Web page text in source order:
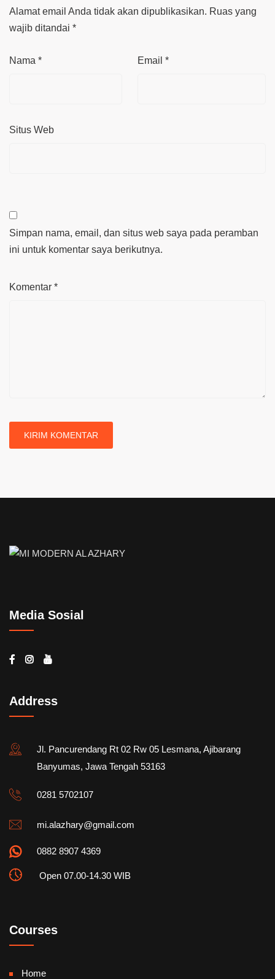
Alamat email Anda tidak akan dipublikasikan. Ruas yang
wajib ditandai *
Nama * Email *
Situs Web
Simpan nama, email, dan situs web saya pada peramban
ini untuk komentar saya berikutnya.
Komentar *
Media Sosial
Address
Jl. Pancurendang Rt 02 Rw 05 Lesmana, Ajibarang
Banyumas, Jawa Tengah 53163
0281 5702107
mi.alazhary@gmail.com
0882 8907 4369
Open 07.00-14.30 WIB
Courses
Home